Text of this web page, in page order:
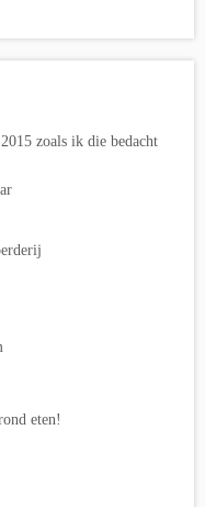
zoals ik die bedacht
eten!